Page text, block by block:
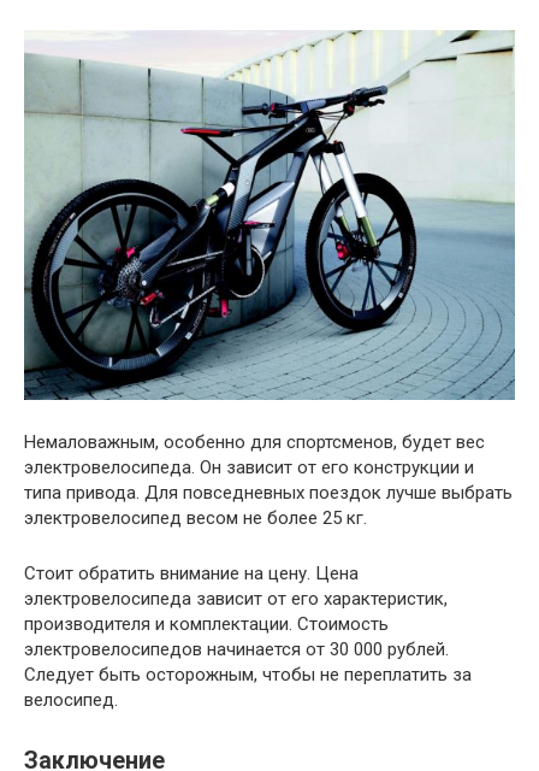
Немаловажным, особенно для спортсменов, будет вес
электровелосипеда. Он зависит от его конструкции и
типа привода. Для повседневных поездок лучше выбрать
электровелосипед весом не более 25 кг.
Стоит обратить внимание на цену. Цена
электровелосипеда зависит от его характеристик,
производителя и комплектации. Стоимость
электровелосипедов начинается от 30 000 рублей.
Следует быть осторожным, чтобы не переплатить за
велосипед.
Заключение